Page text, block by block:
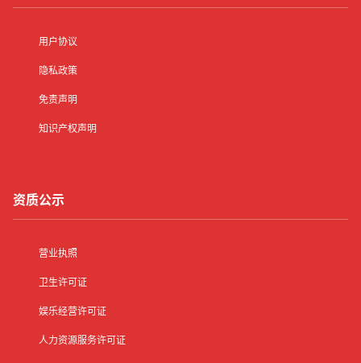
用户协议
隐私政策
免责声明
知识产权声明
资质公示
营业执照
卫生许可证
娱乐经营许可证
人力资源服务许可证